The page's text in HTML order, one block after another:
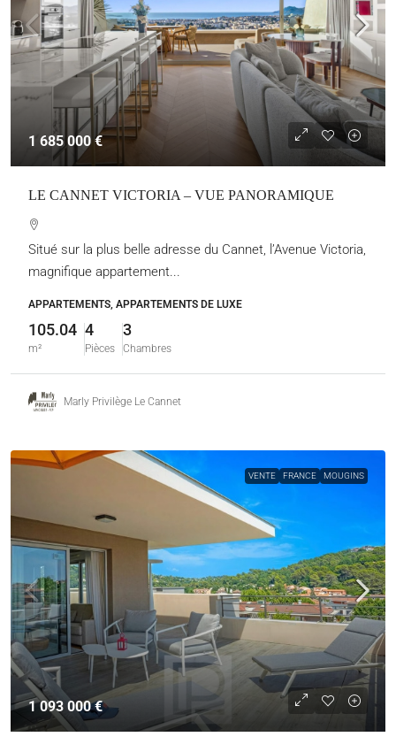
1 685 000 €
LE CANNET VICTORIA – VUE PANORAMIQUE
Situé sur la plus belle adresse du Cannet, l’Avenue Victoria,
magnifique appartement...
APPARTEMENTS, APPARTEMENTS DE LUXE
105.04
m²
4
Pièces
3
Chambres
Marly Privilège Le Cannet
VENTE FRANCE MOUGINS
1 093 000 €